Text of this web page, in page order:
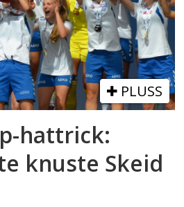
PLUSS
hattrick:
knuste Skeid